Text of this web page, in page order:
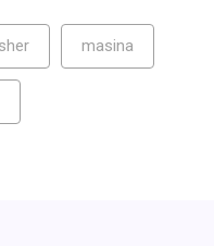
masina